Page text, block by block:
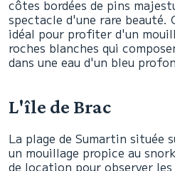
côtes bordées de pins
spectacle d'une rare beauté.
idéal pour profiter d'un
roches blanches qui
dans une eau d'un bleu
L'île de Brac
La plage de Sumartin située
un mouillage propice au
de location pour observer